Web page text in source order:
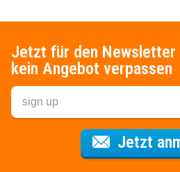
Jetzt für den Newsletter
kein Angebot verpassen
Jetzt